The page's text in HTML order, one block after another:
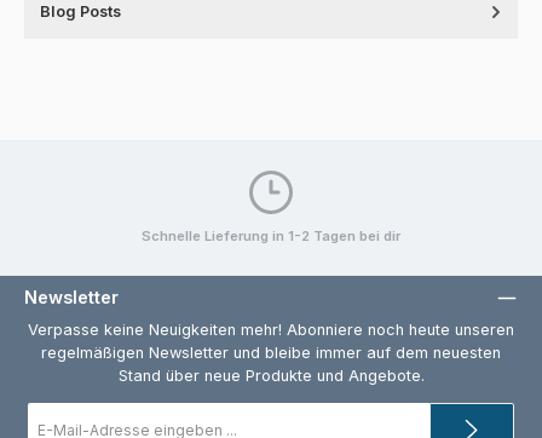
Blog Posts
Schnelle Lieferung in 1-2 Tagen bei dir
Newsletter
Verpasse keine Neuigkeiten mehr! Abonniere noch heute unseren
regelmäßigen Newsletter und bleibe immer auf dem neuesten
Stand über neue Produkte und Angebote.
Mail-